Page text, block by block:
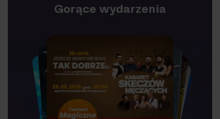
Gorące wydarzenia